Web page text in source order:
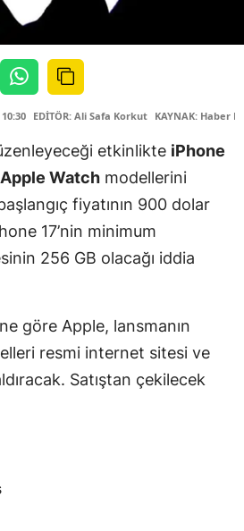
EDİTÖR: Ali Safa Korkut KAYNAK: Haber
etkinlikte iPhone
Apple Watch modellerini
fiyatının 900 dolar
17’nin minimum
256 GB olacağı iddia
göre Apple, lansmanın
resmi internet sitesi ve
Satıştan çekilecek